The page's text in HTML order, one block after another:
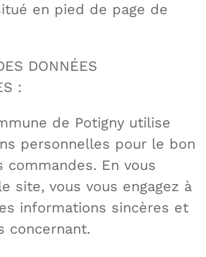
en pied de page de
DONNÉES
:
de Potigny utilise
personnelles pour le bon
En vous
site, vous vous engagez à
informations sincères et
concernant.